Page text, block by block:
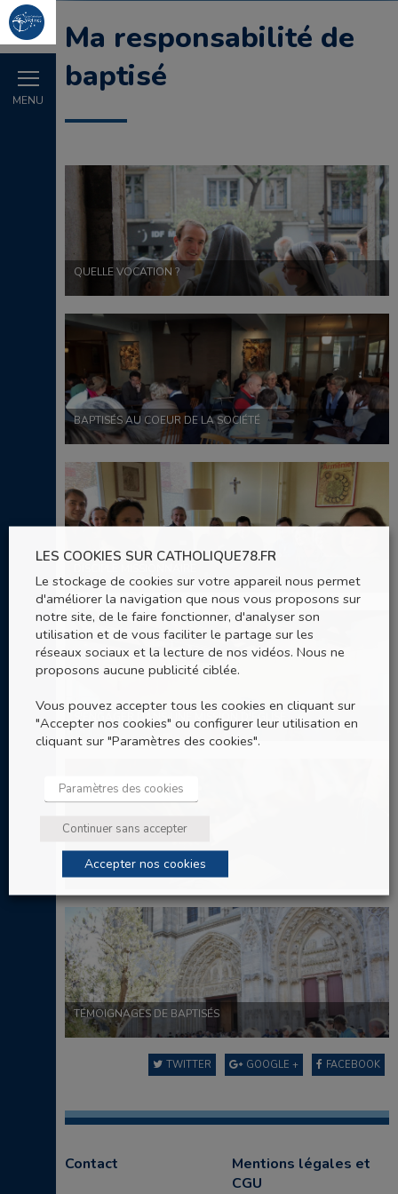
MENU
Ma responsabilité de
baptisé
QUELLE VOCATION ?
BAPTISÉS AU COEUR DE LA SOCIÉTÉ
S'ENGAGER DANS UNE MISSION D'EGLISE
SE FORMER
TÉMOIGNAGES DE BAPTISÉS
FACEBOOK
GOOGLE +
TWITTER
Contact
Mentions légales et
CGU
LES COOKIES SUR CATHOLIQUE78.FR
Le stockage de cookies sur votre appareil nous permet
d'améliorer la navigation que nous vous proposons sur
notre site, de le faire fonctionner, d'analyser son
utilisation et de vous faciliter le partage sur les
réseaux sociaux et la lecture de nos vidéos. Nous ne
proposons aucune publicité ciblée.
Vous pouvez accepter tous les cookies en cliquant sur
"Accepter nos cookies" ou configurer leur utilisation en
cliquant sur "Paramètres des cookies".
Paramètres des cookies
Continuer sans accepter
Accepter nos cookies